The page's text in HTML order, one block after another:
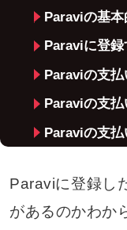
Paraviの基
Paraviに登
Paraviの支
Paraviの支
Paraviの支払
Paraviに登録し
があるのかわか